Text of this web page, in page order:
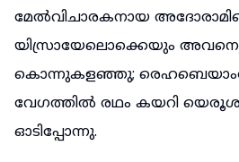
മേൽവിചാരകനായ
യിസ്രായേലൊക്കെയും അവനെ
കൊന്നുകളഞ്ഞു;
വേഗത്തിൽ രഥം കയറി
ഓടിപ്പോന്നു.